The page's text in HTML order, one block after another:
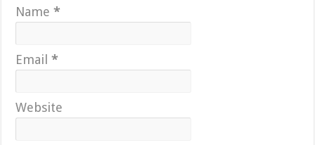
Name*
Email*
Website